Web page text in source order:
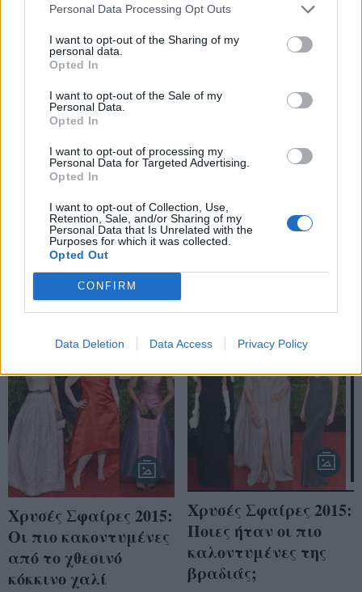
Personal Data Processing Opt Outs
I want to opt-out of the Sharing of my
personal data.
Opted In
I want to opt-out of the Sale of my
Personal Data.
Opted In
I want to opt-out of processing my
Personal Data for Targeted Advertising.
Opted In
I want to opt-out of Collection, Use,
Retention, Sale, and/or Sharing of my
Personal Data that Is Unrelated with the
Purposes for which it was collected.
Opted Out
CONFIRM
Data Deletion Data Access Privacy Policy
Αυτά είναι τα beauty
looks που ξεχώρισαν
στις Χρυσές Σφαίρες
2015!
Το σοκ των Golden
Globes: Γιατί η Lena
Dunham μας άφησε
με το στόμα ανοιχτό;
Χρυσές Σφαίρες 2015:
Οι πιο κακοντυμένες
από το χθεσινό
κόκκινο χαλί
Χρυσές Σφαίρες 2015:
Ποιες ήταν οι πιο
καλοντυμένες της
βραδιάς;